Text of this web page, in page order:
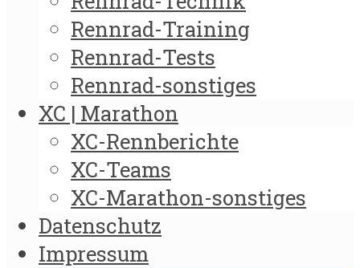
Rennrad-Training
Rennrad-Tests
Rennrad-sonstiges
XC | Marathon
XC-Rennberichte
XC-Teams
XC-Marathon-sonstiges
Datenschutz
Impressum